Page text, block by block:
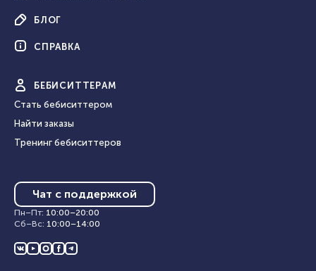
БЛОГ
СПРАВКА
БЕБИ СИТТЕРАМ
Стать бебиситтером
Найти заказы
Тренинг бебиситтеров
Чат с поддержкой
Пн–Пт: 10:00–20:00
Сб–Вс: 10:00–14:00